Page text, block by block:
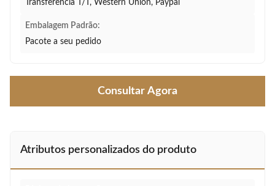
Transferência T/T, Western Union, Paypal
Embalagem Padrão:
Pacote a seu pedido
Consultar Agora
Atributos personalizados do produto